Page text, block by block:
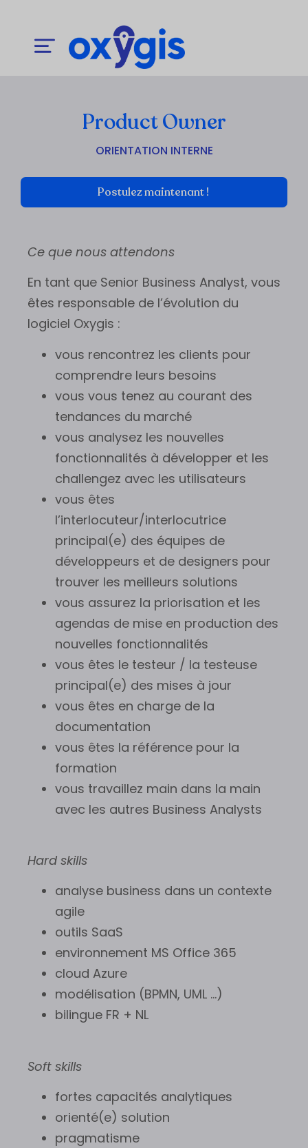
Product Owner
ORIENTATION INTERNE
Postulez maintenant !
Ce que nous attendons
En tant que Senior Business Analyst, vous
êtes responsable de l’évolution du
logiciel Oxygis :
vous rencontrez les clients pour
comprendre leurs besoins
vous vous tenez au courant des
tendances du marché
vous analysez les nouvelles
fonctionnalités à développer et les
challengez avec les utilisateurs
vous êtes
l’interlocuteur/interlocutrice
principal(e) des équipes de
développeurs et de designers pour
trouver les meilleurs solutions
vous assurez la priorisation et les
agendas de mise en production des
nouvelles fonctionnalités
vous êtes le testeur / la testeuse
principal(e) des mises à jour
vous êtes en charge de la
documentation
vous êtes la référence pour la
formation
vous travaillez main dans la main
avec les autres Business Analysts
Hard skills
analyse business dans un contexte
agile
outils SaaS
environnement MS Office 365
cloud Azure
modélisation (BPMN, UML …)
bilingue FR + NL
Soft skills
fortes capacités analytiques
orienté(e) solution
pragmatisme